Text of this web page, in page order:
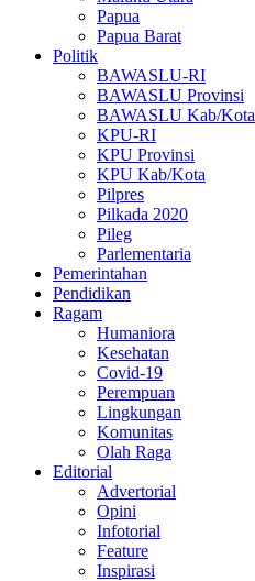
Papua
Papua Barat
Politik
BAWASLU-RI
BAWASLU Provinsi
BAWASLU Kab/Kota
KPU-RI
KPU Provinsi
KPU Kab/Kota
Pilpres
Pilkada 2020
Pileg
Parlementaria
Pemerintahan
Pendidikan
Ragam
Humaniora
Kesehatan
Covid-19
Perempuan
Lingkungan
Komunitas
Olah Raga
Editorial
Advertorial
Opini
Infotorial
Feature
Inspirasi